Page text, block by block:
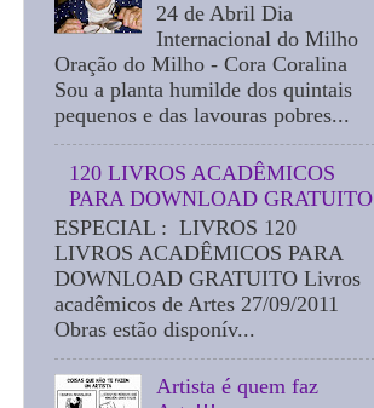
24 de Abril Dia
Internacional do Milho
Oração do Milho - Cora Coralina
Sou a planta humilde dos quintais
pequenos e das lavouras pobres...
120 LIVROS ACADÊMICOS
PARA DOWNLOAD GRATUITO
ESPECIAL : LIVROS 120
LIVROS ACADÊMICOS PARA
DOWNLOAD GRATUITO Livros
acadêmicos de Artes 27/09/2011
Obras estão disponív...
Artista é quem faz